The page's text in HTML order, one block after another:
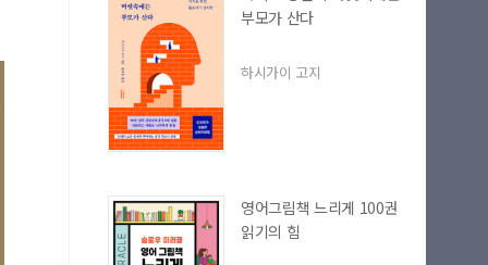
부모가 산다
하시가이 고지
영어그림책 느리게 100권
읽기의 힘